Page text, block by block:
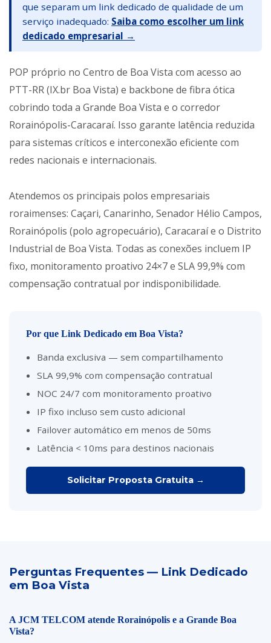
que separam um link dedicado de qualidade de um
serviço inadequado: Saiba como escolher um link
dedicado empresarial →
POP próprio no Centro de Boa Vista com acesso ao
PTT-RR (IX.br Boa Vista) e backbone de fibra ótica
cobrindo toda a Grande Boa Vista e o corredor
Rorainópolis-Caracaraí. Isso garante latência reduzida
para sistemas críticos e interconexão eficiente com
redes nacionais e internacionais.
Atendemos os principais polos empresariais
roraimenses: Caçari, Canarinho, Senador Hélio Campos,
Rorainópolis (polo agropecuário), Caracaraí e o Distrito
Industrial de Boa Vista. Todas as conexões incluem IP
fixo, monitoramento proativo 24×7 e SLA 99,9% com
compensação contratual por indisponibilidade.
Por que Link Dedicado em Boa Vista?
Banda exclusiva — sem compartilhamento
SLA 99,9% com compensação contratual
NOC 24/7 com monitoramento proativo
IP fixo incluso sem custo adicional
Failover automático em menos de 50ms
Latência < 10ms para destinos nacionais
Solicitar Proposta Gratuita →
Perguntas Frequentes — Link Dedicado
em Boa Vista
A JCM TELCOM atende Rorainópolis e a Grande Boa
Vista?